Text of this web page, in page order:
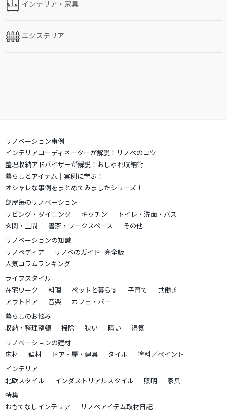
インテリア・家具
エクステリア
リノベーション事例
インテリアコーディネーターが解説！リノベのコツ
整理収納アドバイザーが解説！おしゃれ収納術
暮らしとアイテム｜実例に学ぶ！
オシャレな事例をまとめてみましたシリーズ！
部屋毎のリノベーション
リビング・ダイニング
キッチン
トイレ・洗面・バス
玄関・土間
書斎・ワークスペース
その他
リノベーションの知識
リノペディア
リノベのガイド -完全版-
人気コラムランキング
ライフスタイル
在宅ワーク
料理 ペットと暮らす 子育て
共働き
アウトドア
音楽
カフェ・バー
暮らしのお悩み
収納・整理整頓
掃除 狭い 暗い
湿気
リノベーションの建材
床材
壁材 ドア・扉・建具 タイル
塗料／ペイント
インテリア
北欧スタイル
インダストリアルスタイル 照明
家具
特集
おもてなしインテリア
リノベアイテム取材日記